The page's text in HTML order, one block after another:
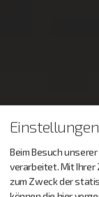
Beim Besuch
verarbeitet. Mit Ihrer
zum Zweck der